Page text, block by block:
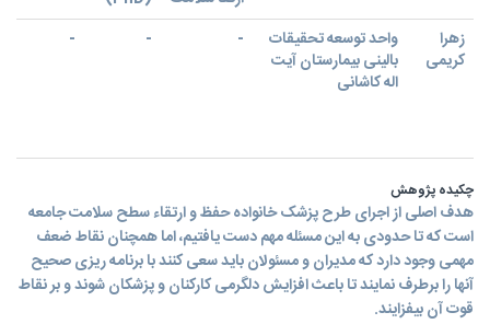
زهرا
کریمی
واحد توسعه تحقیقات
بالینی بیمارستان آیت
اله کاشانی
-
-
-
چکیده پژوهش
هدف اصلی از اجرای طرح پزشک خانواده حفظ و ارتقاء سطح سلامت جامعه
است که تا حدودی به این مسئله مهم دست یافتیم، اما همچنان نقاط ضعف
مهمی وجود دارد که مدیران و مسئولان باید سعی کنند با برنامه ریزی صحیح
آنها را برطرف نمایند تا باعث افزایش دلگرمی کارکنان و پزشکان شوند و بر نقاط
قوت آن بیفزایند.